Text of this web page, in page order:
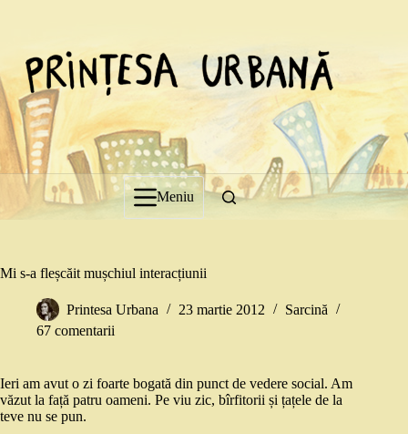
Meniu
Mi s-a fleșcăit mușchiul interacțiunii
Printesa Urbana 23 martie 2012
Sarcină
67 comentarii
Ieri am avut o zi foarte bogată din punct de vedere social. Am
văzut la față patru oameni. Pe viu zic, bîrfitorii și țațele de la
teve nu se pun.